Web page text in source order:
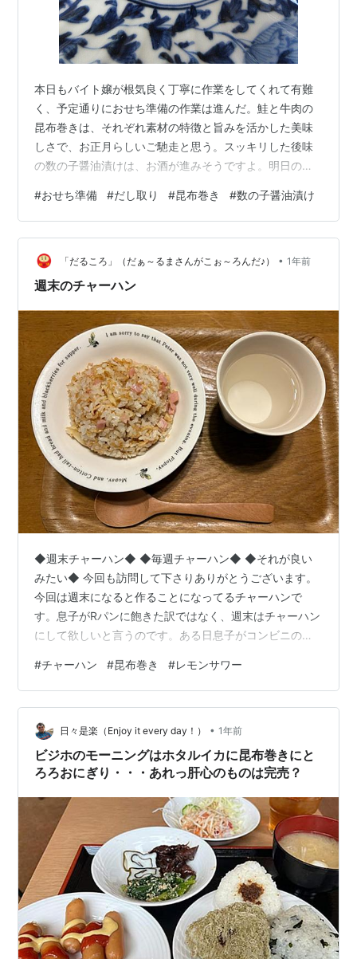
本日もバイト嬢が根気良く丁寧に作業をしてくれて有難
く、予定通りにおせち準備の作業は進んだ。鮭と牛肉の
昆布巻きは、それぞれ素材の特徴と旨みを活かした美味
しさで、お正月らしいご馳走と思う。スッキリした後味
の数の子醤油漬けは、お酒が進みそうですよ。明日の天
を付けてお越し下さいませ。数の子、昆布巻きは撮り忘
れ、写真は秋の懐石・零余子・レンコン・枝豆の和え
物。では、また明日！`食`の講座 ＦＬＵＳＨ 最新サイト
https://flush91.main.jp/wordpress/
https://flush91chakaiseki.jp/ 個人レッスン専…
#おせち準備 #だし取り #昆布巻き #数の子醤油漬け
「だるころ」（だぁ～るまさんがこぉ～ろんだ♪） • 1年前
週末のチャーハン
◆週末チャーハン◆ ◆毎週チャーハン◆ ◆それが良い
みたい◆ 今回も訪問して下さりありがとうございます。
今回は週末になると作ることになってるチャーハンで
す。息子がRパンに飽きた訳ではなく、週末はチャーハン
にして欲しいと言うのです。ある日息子がコンビニのチ
方が美味しい」って言ったんです。それから、週末はチ
ャーハンってなってる次第です。 ●息子のチャーハン ロ
ースハムとチキンラーメンのチャーハン 休みの日なの
で、ニンニクたっぷり目に入れて炒めてまーす。 パック
ごはんを冷凍してますが、パックごはんを2パック食べた
いとか言うのでそうしてます。 食べ過…
#チャーハン #昆布巻き #レモンサワー
日々是楽（Enjoy it every day！） • 1年前
ビジホのモーニングはホタルイカに昆布巻きにと
ろろおにぎり・・・あれっ肝心のものは完売？